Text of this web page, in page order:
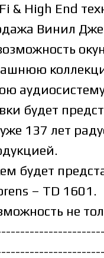
& High End
Винил
будет
137 лет
будет
– TD 1601.
не